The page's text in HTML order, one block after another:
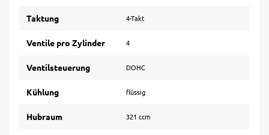
Taktung 4-Takt
Ventile pro Zylinder 4
Ventilsteuerung DOHC
Kühlung flüssig
Hubraum 321 ccm